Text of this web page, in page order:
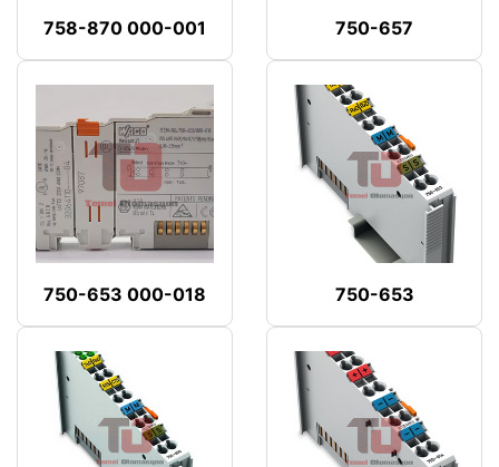
758-870 000-001 750-657
750-653 000-018 750-653